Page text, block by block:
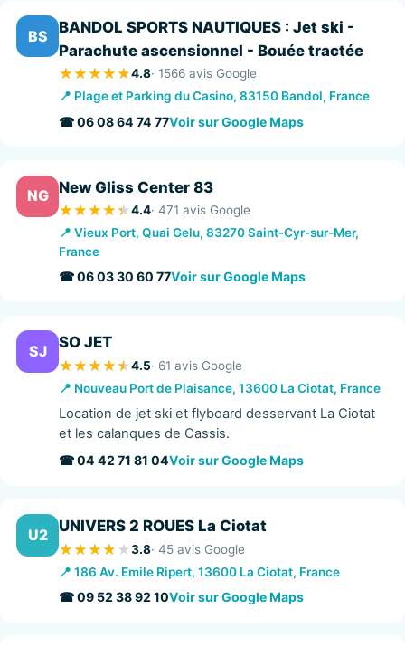
BS
BANDOL SPORTS NAUTIQUES : Jet ski -
Parachute ascensionnel - Bouée tractée
4.8· 1566 avis Google
📍 Plage et Parking du Casino, 83150 Bandol, France
☎ 06 08 64 74 77Voir sur Google Maps
NG New Gliss Center 83
4.4· 471 avis Google
📍 Vieux Port, Quai Gelu, 83270 Saint-Cyr-sur-Mer,
France
☎ 06 03 30 60 77Voir sur Google Maps
SJ SO JET
4.5· 61 avis Google
📍 Nouveau Port de Plaisance, 13600 La Ciotat, France
Location de jet ski et flyboard desservant La Ciotat
et les calanques de Cassis.
☎ 04 42 71 81 04Voir sur Google Maps
U2 UNIVERS 2 ROUES La Ciotat
3.8· 45 avis Google
📍 186 Av. Emile Ripert, 13600 La Ciotat, France
☎ 09 52 38 92 10Voir sur Google Maps